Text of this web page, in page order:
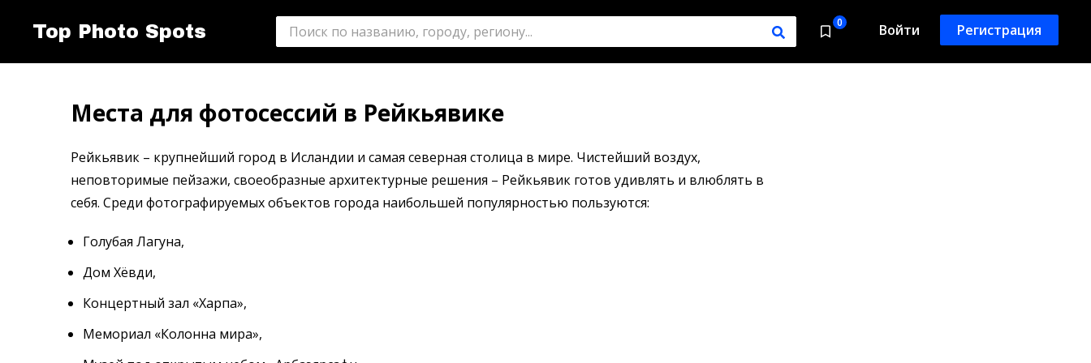
Top Photo Spots 0 Войти Регистрация
Места для фотосессий в Рейкьявике
Рейкьявик – крупнейший город в Исландии и самая северная столица в мире. Чистейший воздух,
неповторимые пейзажи, своеобразные архитектурные решения – Рейкьявик готов удивлять и влюблять в
себя. Среди фотографируемых объектов города наибольшей популярностью пользуются:
Голубая Лагуна,
Дом Хёвди,
Концертный зал «Харпа»,
Мемориал «Колонна мира»,